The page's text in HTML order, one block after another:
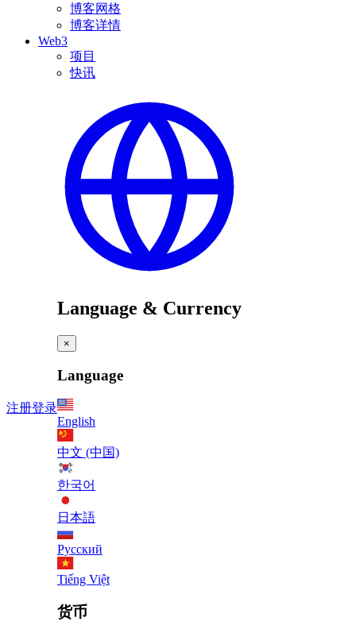
博客网格
博客详情
Web3
项目
快讯
注册登录
Language & Currency
×
Language
English
中文 (中国)
한국어
日本語
Русский
Tiếng Việt
货币